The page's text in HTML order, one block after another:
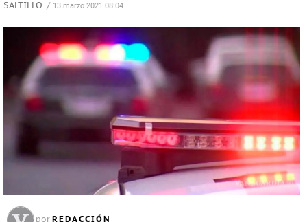
SALTILLO / 13 marzo 2021 08:04
por REDACCIÓN